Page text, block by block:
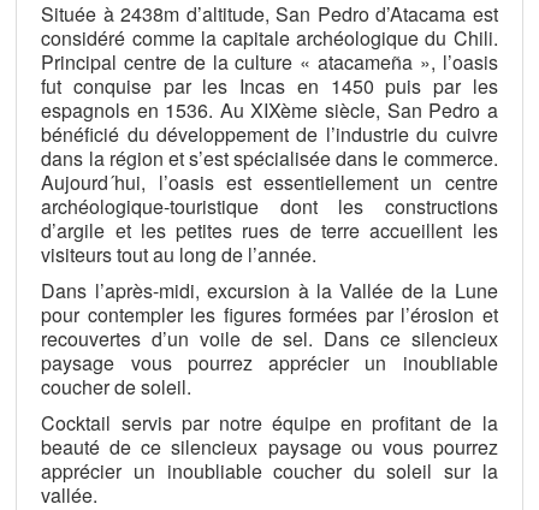
Située à 2438m d’altitude, San Pedro d’Atacama est
considéré comme la capitale archéologique du Chili.
Principal centre de la culture « atacameña », l’oasis
fut conquise par les Incas en 1450 puis par les
espagnols en 1536. Au XIXème siècle, San Pedro a
bénéficié du développement de l’industrie du cuivre
dans la région et s’est spécialisée dans le commerce.
Aujourd´hui, l’oasis est essentiellement un centre
archéologique-touristique dont les constructions
d’argile et les petites rues de terre accueillent les
visiteurs tout au long de l’année.
Dans l’après-midi, excursion à la Vallée de la Lune
pour contempler les figures formées par l’érosion et
recouvertes d’un voile de sel. Dans ce silencieux
paysage vous pourrez apprécier un inoubliable
coucher de soleil.
Cocktail servis par notre équipe en profitant de la
beauté de ce silencieux paysage ou vous pourrez
apprécier un inoubliable coucher du soleil sur la
vallée.